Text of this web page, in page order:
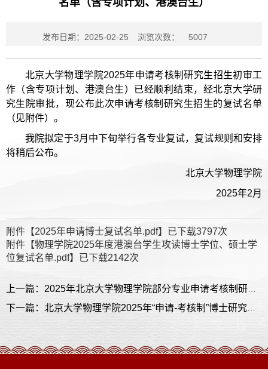
发布日期：2025-02-25 浏览次数： 5007
北京大学物理学院2025年申请考核制研究生招生初审工
作（含专项计划、港澳台生）已经顺利结束，经北京大学研
究生院审批，现公布此次申请考核制研究生招生的复试名单
（见附件）。
我院拟定于3月中下旬举行各专业复试，复试规则和安排
将稍后公布。
北京大学物理学院
2025年2月
附件【2025年申请博士复试名单.pdf】已下载3797次
附件【物理学院2025年度港澳台学生攻读博士学位、硕士学
位复试名单.pdf】已下载2142次